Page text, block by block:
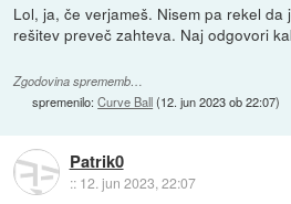
Lol, ja, če verjameš. Nisem pa rekel
rešitev preveč zahteva. Naj odgovori
Zgodovina sprememb…
spremenilo:Curve Ball(12. jun 2023 ob 22:07)
Patrik0
:: 12. jun 2023, 22:07